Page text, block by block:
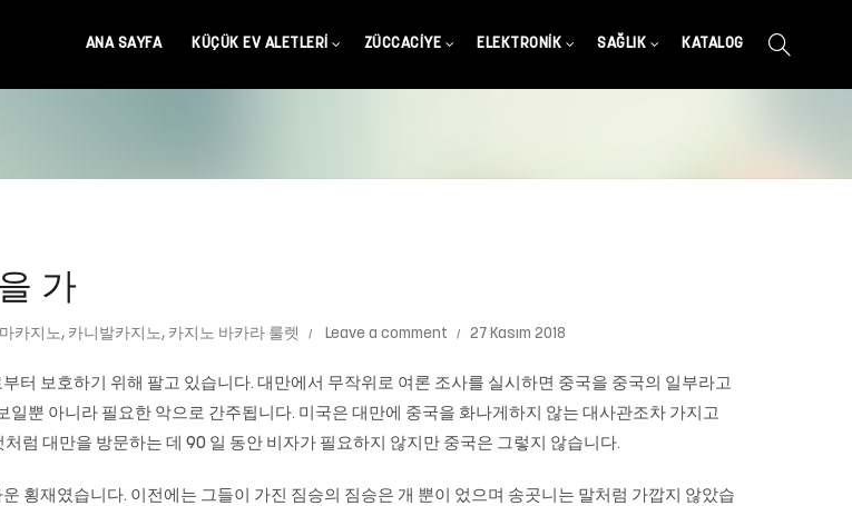
ANA SAYFA KÜÇÜK EV ALETLERI ZÜCCACIYE ELEKTRONIK SAĞLIK KATALOG
가
카지노, 카니발카지노, 카지노 바카라 룰렛 Leave a comment 27 Kasım 2018
터 보호하기 위해 팔고 있습니다. 대만에서 무작위로 여론 조사를 실시하면 중국을 중국의 일부라고
뿐 아니라 필요한 악으로 간주됩니다. 미국은 대만에 중국을 화나게하지 않는 대사관조차 가지고
럼 대만을 방문하는 데 90 일 동안 비자가 필요하지 않지만 중국은 그렇지 않습니다.
횡재였습니다. 이전에는 그들이 가진 짐승의 짐승은 개 뿐이 었으며 송곳니는 말처럼 가깝지 않았습